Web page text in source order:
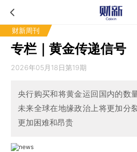
财新周刊
专栏｜黄金传递信号
2026年05月18日第19期
央行购买和将黄金运回国内的数
未来全球在地缘政治上将更加分
更加困难和昂贵